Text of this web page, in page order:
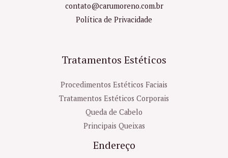
contato@carumoreno.com.br
Política de Privacidade
Tratamentos Estéticos
Procedimentos Estéticos Faciais
Tratamentos Estéticos Corporais
Queda de Cabelo
Principais Queixas
Endereço